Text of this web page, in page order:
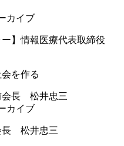
カイブ
ー】情報医療代表取締役
を作る
カイブ
長 松井忠三